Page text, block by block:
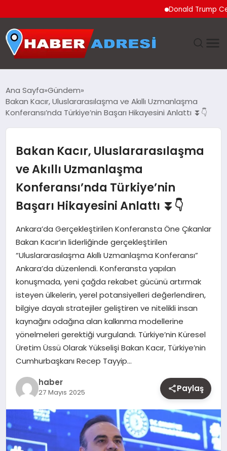
Donald Trump
GÜNDEM
TEKNOLOJI
EĞITIM
MAGAZIN
YAŞAM
OTOMOBIL
Ana Sayfa Gündem
Bakan Kacır, Uluslararasılaşma ve Akıllı Uzmanlaşma
Konferansı’nda Türkiye’nin Başarı Hikayesini Anlattı ⏬👇
Bakan Kacır, Uluslararasılaşma
ve Akıllı Uzmanlaşma
Konferansı’nda Türkiye’nin
Başarı Hikayesini Anlattı ⏬👇
Ankara’da Gerçekleştirilen Konferansta Öne Çıkanlar
Bakan Kacır’ın liderliğinde gerçekleştirilen
“Uluslararasılaşma Akıllı Uzmanlaşma Konferansı”
Ankara’da düzenlendi. Konferansta yapılan
konuşmada, yeni çağda rekabet gücünü artırmak
isteyen ülkelerin, yerel potansiyelleri değerlendiren,
bilgiye dayalı stratejiler geliştiren ve nitelikli insan
kaynağını odağına alan kalkınma modellerine
yönelmeleri gerektiği vurgulandı. Türkiye’nin Küresel
Üretim Üssü Olarak Yükselişi Bakan Kacır, Türkiye’nin
Cumhurbaşkanı Recep Tayyip…
haber
27 Mayıs 2025 Paylaş